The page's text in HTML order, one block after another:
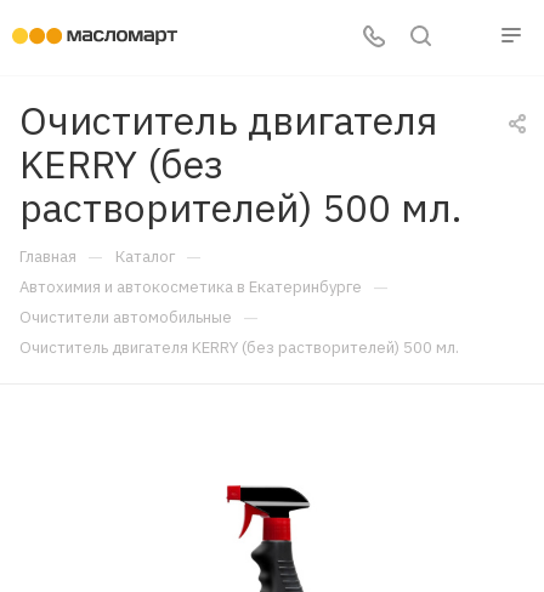
Очиститель двигателя
KERRY (без
растворителей) 500 мл.
Главная — Каталог —
Автохимия и автокосметика в Екатеринбурге —
Очистители автомобильные —
Очиститель двигателя KERRY (без растворителей) 500 мл.